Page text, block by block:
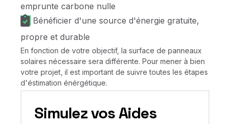
emprunte carbone nulle
Bénéficier d'une source d'énergie gratuite,
propre et durable
En fonction de votre objectif, la surface de panneaux
solaires nécessaire sera différente. Pour mener à bien
votre projet, il est important de suivre toutes les étapes
d'éstimation énérgétique.
Simulez vos Aides